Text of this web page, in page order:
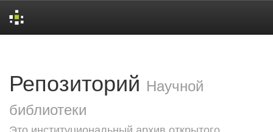
Репозиторий Научной
библиотеки